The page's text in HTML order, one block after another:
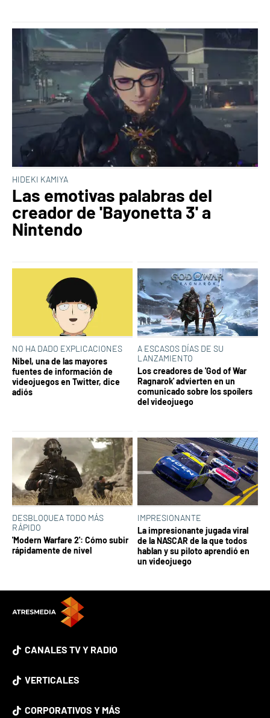
HIDEKI KAMIYA
Las emotivas palabras del
creador de 'Bayonetta 3' a
Nintendo
NO HA DADO EXPLICACIONES
Nibel, una de las mayores
fuentes de información de
videojuegos en Twitter, dice
adiós
A ESCASOS DÍAS DE SU
LANZAMIENTO
Los creadores de 'God of War
Ragnarok' advierten en un
comunicado sobre los spoílers
del videojuego
DESBLOQUEA TODO MÁS
RÁPIDO
'Modern Warfare 2': Cómo subir
rápidamente de nivel
IMPRESIONANTE
La impresionante jugada viral
de la NASCAR de la que todos
hablan y su piloto aprendió en
un videojuego
CANALES TV Y RADIO
VERTICALES
CORPORATIVOS Y MÁS